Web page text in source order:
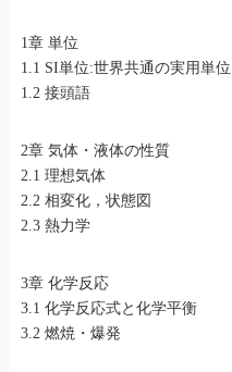
1章 単位
1.1 SI単位:世界共通の実用単位
1.2 接頭語
2章 気体・液体の性質
2.1 理想気体
2.2 相変化，状態図
2.3 熱力学
3章 化学反応
3.1 化学反応式と化学平衡
3.2 燃焼・爆発